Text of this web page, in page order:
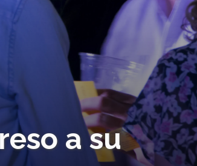
a su